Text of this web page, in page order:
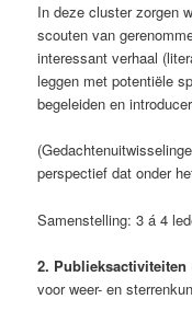
In deze cluster zorgen
scouten van
interessant verhaal
leggen met potentiële
begeleiden en
perspectief dat onder
Samenstelling: 3 á 4
2. Publieksactiviteiten
voor weer- en